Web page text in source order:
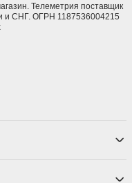
Телеметрия поставщик
и СНГ. ОГРН 1187536004215